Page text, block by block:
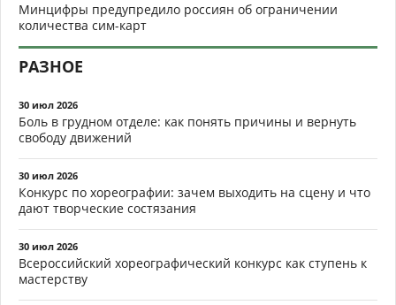
Минцифры предупредило россиян об ограничении
количества сим-карт
РАЗНОЕ
30 июл 2026
Боль в грудном отделе: как понять причины и вернуть
свободу движений
30 июл 2026
Конкурс по хореографии: зачем выходить на сцену и что
дают творческие состязания
30 июл 2026
Всероссийский хореографический конкурс как ступень к
мастерству